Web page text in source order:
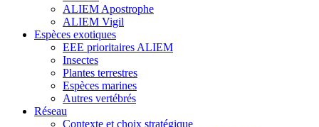
ALIEM Apostrophe
ALIEM Vigil
Espèces exotiques
EEE prioritaires ALIEM
Insectes
Plantes terrestres
Espèces marines
Autres vertébrés
Réseau
Contexte et choix stratégique